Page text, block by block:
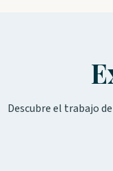
Descubre el trabajo